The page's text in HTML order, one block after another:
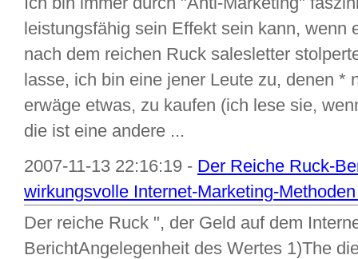
leistungsfähig sein Effekt sein kann, wenn
nach dem reichen Ruck salesletter
lasse, ich bin eine jener Leute zu, denen *
erwäge etwas, zu kaufen (ich lese sie,
die ist eine andere ...
2007-11-13 22:16:19 - Der Reiche Ruck-
wirkungsvolle Internet-Marketing-
Der reiche Ruck ", der Geld auf dem
BerichtAngelegenheit des Wertes 1)The